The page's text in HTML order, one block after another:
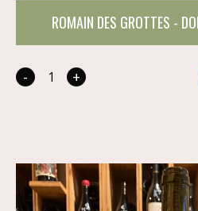
ROMAIN DES GROTTES -
-
quantité
+